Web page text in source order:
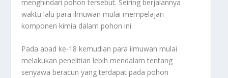
menghindari pohon tersebut. Seiring berjalannya
waktu lalu para ilmuwan mulai mempelajari
komponen kimia dalam pohon ini.
Pada abad ke-18 kemudian para ilmuwan mulai
melakukan penelitian lebih mendalam tentang
senyawa beracun yang terdapat pada pohon